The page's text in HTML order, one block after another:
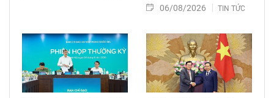
06/08/2026 TIN TỨC